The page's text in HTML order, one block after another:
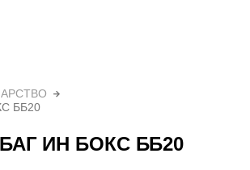
ББ20
ИН БОКС ББ20